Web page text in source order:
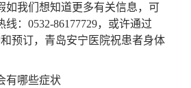
如我们想知道更多有关信息，可
：0532-86177729，或许通过
和预订，青岛安宁医院祝患者身体
哪些症状